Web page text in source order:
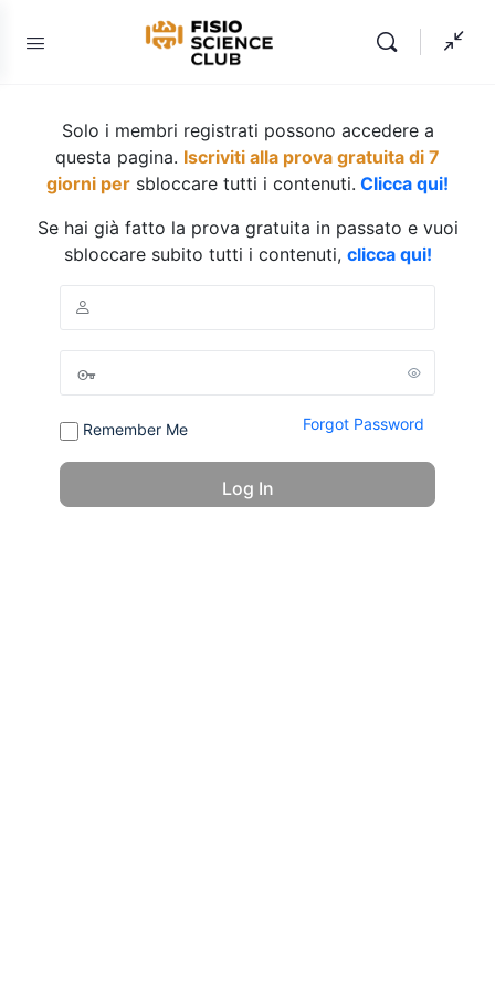
Solo i membri registrati possono accedere a
questa pagina. Iscriviti alla prova gratuita di 7
giorni per sbloccare tutti i contenuti. Clicca qui!
Se hai già fatto la prova gratuita in passato e vuoi
sbloccare subito tutti i contenuti, clicca qui!
Remember Me Forgot Password